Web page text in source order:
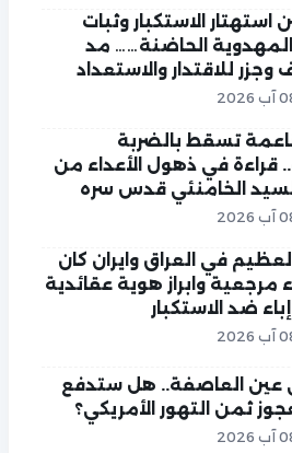
استهتار الاستكبار وثبات
المهدوية الحاضنة…… مد
وجزر للاقتدار والاستعداد
تسقط بالضربة
قراءة في ذهول الأعداء من
الخامنئي قدس سره
في العراق وايران كان
مرجعية وابراز هوية عقائدية
ضد الاستكبار
عين العاصفة.. هل ستدفع
ثمن التهور الأمريكي؟